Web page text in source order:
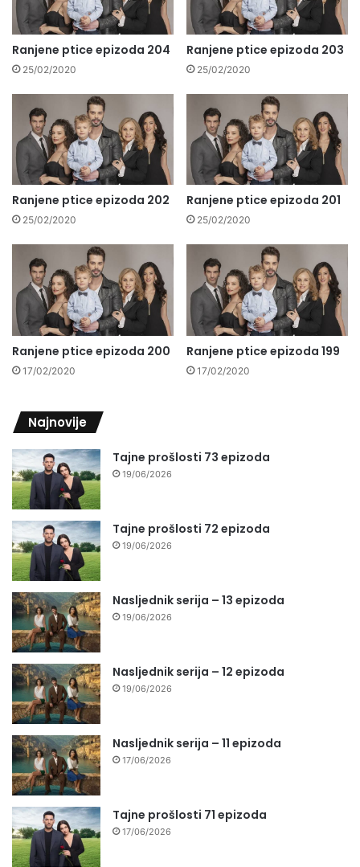
Ranjene ptice epizoda 204
25/02/2020
Ranjene ptice epizoda 203
25/02/2020
Ranjene ptice epizoda 202
25/02/2020
Ranjene ptice epizoda 201
25/02/2020
Ranjene ptice epizoda 200
17/02/2020
Ranjene ptice epizoda 199
17/02/2020
Najnovije
Tajne prošlosti 73 epizoda
19/06/2026
Tajne prošlosti 72 epizoda
19/06/2026
Nasljednik serija – 13 epizoda
19/06/2026
Nasljednik serija – 12 epizoda
19/06/2026
Nasljednik serija – 11 epizoda
17/06/2026
Tajne prošlosti 71 epizoda
17/06/2026